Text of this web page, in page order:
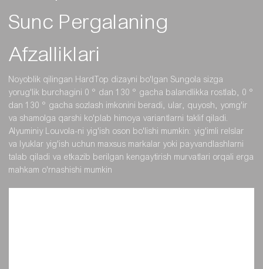
Sunc Pergalaning
Afzalliklari
Noyoblik qilingan HardTop dizayni bo'lgan Sungola sizga
yorug'lik burchagini 0 ° dan 130 ° gacha balandlikka rostlab, 0 °
dan 130 ° gacha sozlash imkonini beradi, ular, quyosh, yomg'ir
va shamolga qarshi ko'plab himoya variantlarni taklif qiladi.
Alyuminiy Louvola-ni yig'ish oson bo'lishi mumkin: yig'imli relslar
va lyuklar yig'ish uchun maxsus markalar yoki payvandlashlarni
talab qiladi va etkazib berilgan kengaytirish murvatlari orqali erga
mahkam o'rnashishi mumkin